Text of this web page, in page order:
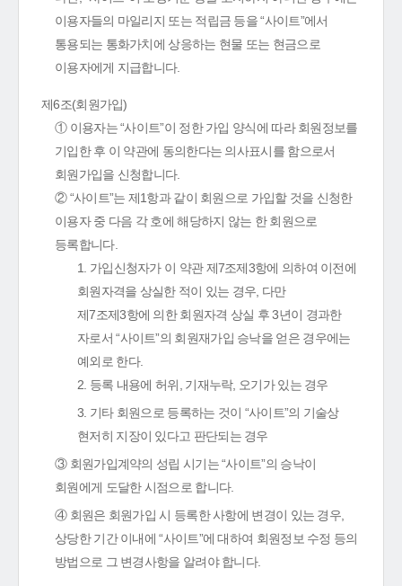
이용자들의 마일리지 또는 적립금 등을 “사이트”에서
통용되는 통화가치에 상응하는 현물 또는 현금으로
이용자에게 지급합니다.
제6조(회원가입)
① 이용자는 “사이트”이 정한 가입 양식에 따라 회원정보를
기입한 후 이 약관에 동의한다는 의사표시를 함으로서
회원가입을 신청합니다.
② “사이트”는 제1항과 같이 회원으로 가입할 것을 신청한
이용자 중 다음 각 호에 해당하지 않는 한 회원으로
등록합니다.
1. 가입신청자가 이 약관 제7조제3항에 의하여 이전에
회원자격을 상실한 적이 있는 경우, 다만
제7조제3항에 의한 회원자격 상실 후 3년이 경과한
자로서 “사이트”의 회원재가입 승낙을 얻은 경우에는
예외로 한다.
2. 등록 내용에 허위, 기재누락, 오기가 있는 경우
3. 기타 회원으로 등록하는 것이 “사이트”의 기술상
현저히 지장이 있다고 판단되는 경우
③ 회원가입계약의 성립 시기는 “사이트”의 승낙이
회원에게 도달한 시점으로 합니다.
④ 회원은 회원가입 시 등록한 사항에 변경이 있는 경우,
상당한 기간 이내에 “사이트”에 대하여 회원정보 수정 등의
방법으로 그 변경사항을 알려야 합니다.